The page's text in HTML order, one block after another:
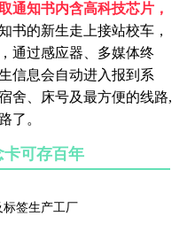
通知书内含高科技芯片，
书的新生走上接站校车，
通过感应器、多媒体终
信息会自动进入报到系
舍、床号及最方便的线路,
了。
卡可存百年